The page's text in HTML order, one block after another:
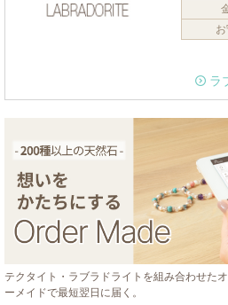
お
ラ
テクタイト・ラブラドライトを組み合わせた
ーメイドで最短翌日に届く。